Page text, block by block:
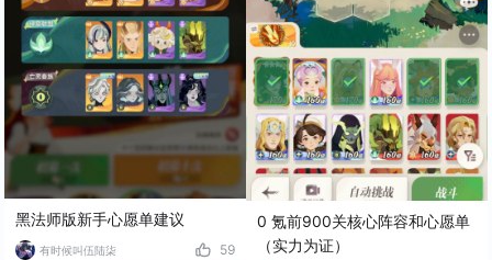
黑法师版新手心愿单建议
有时候叫伍陆柒 59
0 氪前900关核心阵容和心愿单
（实力为证）